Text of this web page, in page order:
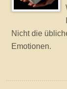
Nicht die
Emotionen.